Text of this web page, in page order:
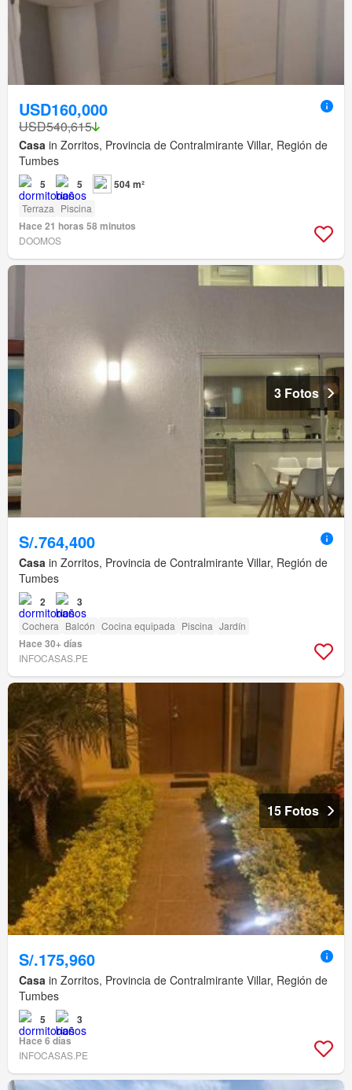
USD160,000
USD540,615
Casa in Zorritos, Provincia de Contralmirante Villar, Región de
Tumbes
5 5 504 m²
Terraza Piscina
Hace 21 horas 58 minutos
DOOMOS
3 Fotos
S/.764,400
Casa in Zorritos, Provincia de Contralmirante Villar, Región de
Tumbes
2 3
Cochera Balcón Cocina equipada Piscina Jardín
Hace 30+ días
INFOCASAS.PE
15 Fotos
S/.175,960
Casa in Zorritos, Provincia de Contralmirante Villar, Región de
Tumbes
5
3
Hace 6 días
INFOCASAS.PE